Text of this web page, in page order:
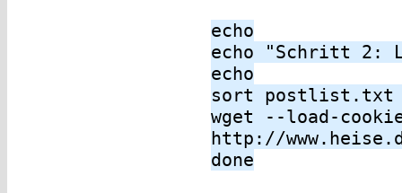
echo
echo "Schritt 2:
echo
sort postlist.txt
wget --load-
http://
done